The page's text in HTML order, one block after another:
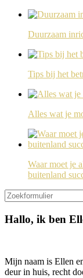
Duurzaam
Tips bij het
Alles wat je
Waar moet je
buitenland
Hallo, ik ben
Mijn naam is Ellen
deur in huis, recht